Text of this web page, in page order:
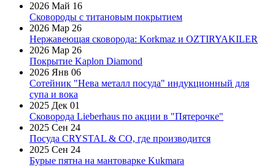
2026 Май 16
Сковороды с титановым покрытием
2026 Мар 26
Нержавеющая сковорода: Korkmaz и OZTIRYAKILER
2026 Мар 26
Покрытие Kaplon Diamond
2026 Янв 06
Сотейник "Нева металл посуда" индукционный для
супа и вока
2025 Дек 01
Сковорода Lieberhaus по акции в "Пятерочке"
2025 Сен 24
Посуда CRYSTAL & CO, где производится
2025 Сен 24
Бурые пятна на мантоварке Kukmara